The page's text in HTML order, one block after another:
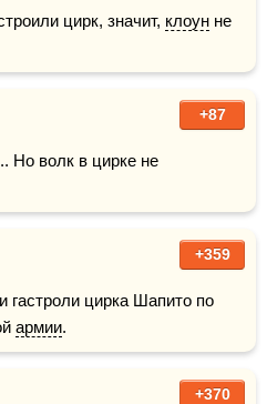
цирк, значит, клоун не
+87
Но волк в цирке не
+359
армии.
+370